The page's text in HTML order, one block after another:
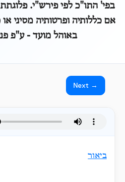
בפי' התו"כ לפי פירש"י.
אם כללותיה ופרטותיה מסיני או
באוהל מועד - ע"פ
Next →
ביאור